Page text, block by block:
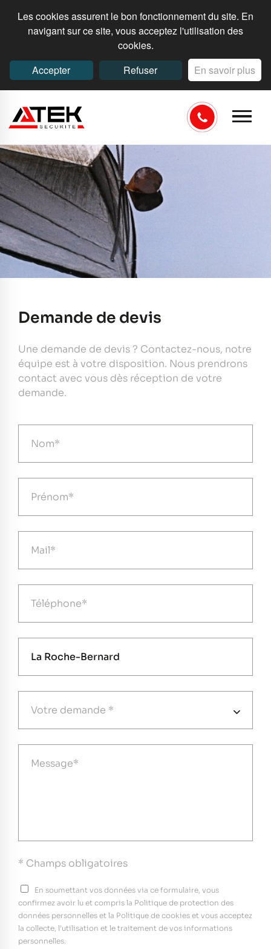
Les cookies assurent le bon fonctionnement du site. En
navigant sur ce site, vous acceptez l'utilisation des
cookies.
Accepter
Refuser En savoir plus
Demande de devis
Une demande de devis ? Contactez-nous, notre
équipe est à votre disposition. Nous prendrons
contact avec vous dès réception de votre
demande.
* Champs obligatoires
En soumettant vos données via ce formulaire, vous
confirmez avoir lu et compris la Politique de protection des
données personnelles et la Politique de cookies et vous acceptez
la collecte, l’utilisation et le traitement de vos informations
personnelles.